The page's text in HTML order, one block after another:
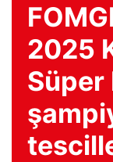
2025
Süper